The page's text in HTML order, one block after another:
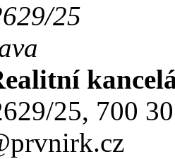
25
25, 700